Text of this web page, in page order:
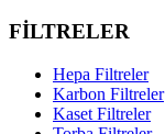
FİLTRELER
Hepa Filtreler
Karbon Filtreler
Kaset Filtreler